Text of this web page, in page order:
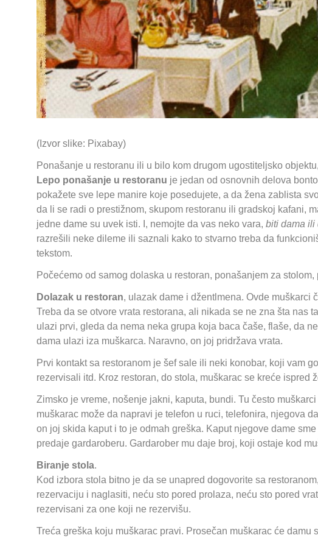
(Izvor slike: Pixabay)
Ponašanje u restoranu ili u bilo kom drugom ugostiteljsko
Lepo ponašanje u restoranu je jedan od osnovnih delova
pokažete sve lepe manire koje posedujete, a da žena zablista
da li se radi o prestižnom, skupom restoranu ili gradskoj kafani,
jedne dame su uvek isti. I, nemojte da vas neko vara, biti dama ili
razrešili neke dileme ili saznali kako to stvarno treba da
tekstom.
Počećemo od samog dolaska u restoran, ponašanjem za
Dolazak u restoran, ulazak dame i džentlmena. Ovde muškarci
Treba da se otvore vrata restorana, ali nikada se ne zna šta nas
ulazi prvi, gleda da nema neka grupa koja baca čaše, flaše, da
dama ulazi iza muškarca. Naravno, on joj pridržava vrata.
Prvi kontakt sa restoranom je šef sale ili neki konobar, koji vam
rezervisali itd. Kroz restoran, do stola, muškarac se kreće ispred
Zimsko je vreme, nošenje jakni, kaputa, bundi. Tu često
muškarac može da napravi je telefon u ruci, telefonira, njegova
on joj skida kaput i to je odmah greška. Kaput njegove dame
predaje gardaroberu. Gardarober mu daje broj, koji ostaje kod
Biranje stola.
Kod izbora stola bitno je da se unapred dogovorite sa
rezervaciju i naglasiti, neću sto pored prolaza, neću sto pored
rezervisani za one koji ne rezervišu.
Treća greška koju muškarac pravi. Prosečan muškarac će damu